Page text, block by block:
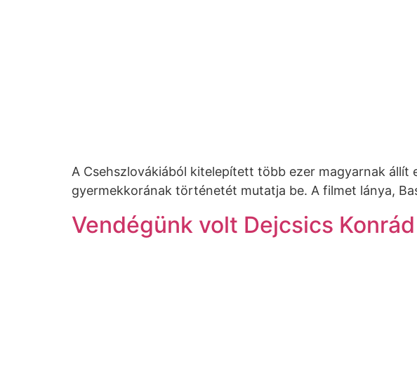
A Csehszlovákiából kitelepített több ezer magyarnak
gyermekkorának történetét mutatja be. A filmet lánya,
Vendégünk volt Dejcsics